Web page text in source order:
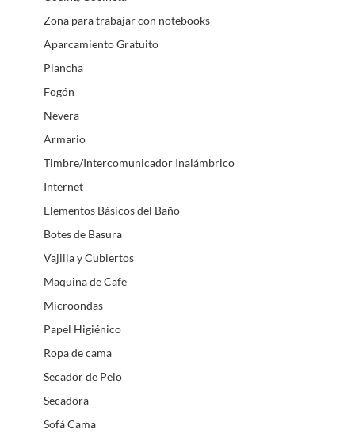
Zona para trabajar con notebooks
Aparcamiento Gratuito
Plancha
Fogón
Nevera
Armario
Timbre/Intercomunicador Inalámbrico
Internet
Elementos Básicos del Baño
Botes de Basura
Vajilla y Cubiertos
Maquina de Cafe
Microondas
Papel Higiénico
Ropa de cama
Secador de Pelo
Secadora
Sofá Cama